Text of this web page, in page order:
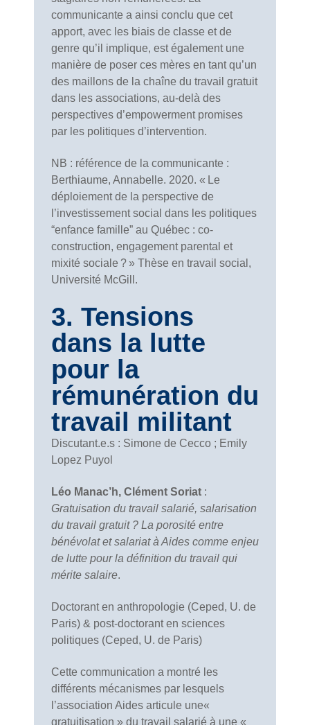
communicante a ainsi conclu que cet
apport, avec les biais de classe et de
genre qu’il implique, est également une
manière de poser ces mères en tant qu’un
des maillons de la chaîne du travail gratuit
dans les associations, au-delà des
perspectives d’empowerment promises
par les politiques d’intervention.
NB : référence de la communicante :
Berthiaume, Annabelle. 2020. « Le
déploiement de la perspective de
l’investissement social dans les politiques
“enfance famille” au Québec : co-
construction, engagement parental et
mixité sociale ? » Thèse en travail social,
Université McGill.
3. Tensions
dans la lutte
pour la
rémunération du
travail militant
Discutant.e.s : Simone de Cecco ; Emily
Lopez Puyol
Léo Manac’h, Clément Soriat :
Gratuisation du travail salarié, salarisation
du travail gratuit ? La porosité entre
bénévolat et salariat à Aides comme enjeu
de lutte pour la définition du travail qui
mérite salaire.
Doctorant en anthropologie (Ceped, U. de
Paris) & post-doctorant en sciences
politiques (Ceped, U. de Paris)
Cette communication a montré les
différents mécanismes par lesquels
l’association Aides articule une«
gratuitisation » du travail salarié à une «